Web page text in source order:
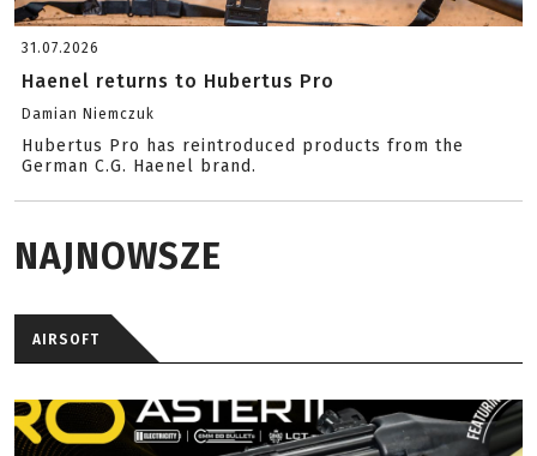
31.07.2026
Haenel returns to Hubertus Pro
Damian Niemczuk
Hubertus Pro has reintroduced products from the
German C.G. Haenel brand.
NAJNOWSZE
AIRSOFT